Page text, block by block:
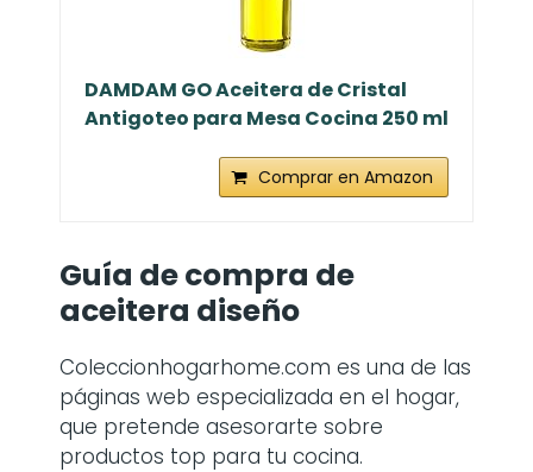
DAMDAM GO Aceitera de Cristal
Antigoteo para Mesa Cocina 250 ml
Comprar en Amazon
Guía de compra de
aceitera diseño
Coleccionhogarhome.com es una de las
páginas web especializada en el hogar,
que pretende asesorarte sobre
productos top para tu cocina.